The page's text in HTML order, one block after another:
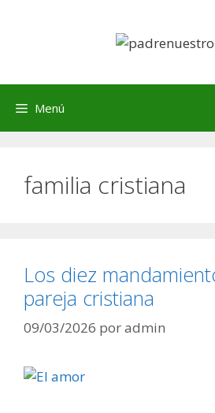
Menú
familia cristiana
Los diez
pareja cristiana
09/03/2026 poradmin